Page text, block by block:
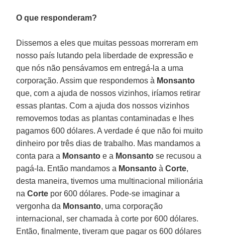
O que responderam?
Dissemos a eles que muitas pessoas morreram em
nosso país lutando pela liberdade de expressão e
que nós não pensávamos em entregá-la a uma
corporação. Assim que respondemos à Monsanto
que, com a ajuda de nossos vizinhos, iríamos retirar
essas plantas. Com a ajuda dos nossos vizinhos
removemos todas as plantas contaminadas e lhes
pagamos 600 dólares. A verdade é que não foi muito
dinheiro por três dias de trabalho. Mas mandamos a
conta para a Monsantoe a Monsantose recusou a
pagá-la. Então mandamos a Monsanto àCorte,
desta maneira, tivemos uma multinacional milionária
naCorte por 600 dólares. Pode-se imaginar a
vergonha da Monsanto, uma corporação
internacional, ser chamada à corte por 600 dólares.
Então, finalmente, tiveram que pagar os 600 dólares